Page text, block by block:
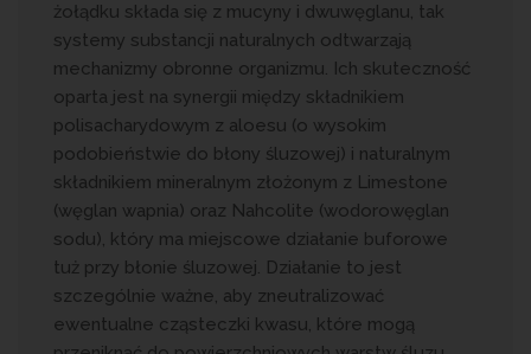
żołądku składa się z mucyny i dwuwęglanu, tak
systemy substancji naturalnych odtwarzają
mechanizmy obronne organizmu. Ich skuteczność
oparta jest na synergii między składnikiem
polisacharydowym z aloesu (o wysokim
podobieństwie do błony śluzowej) i naturalnym
składnikiem mineralnym złożonym z Limestone
(węglan wapnia) oraz Nahcolite (wodorowęglan
sodu), który ma miejscowe działanie buforowe
tuż przy błonie śluzowej. Działanie to jest
szczególnie ważne, aby zneutralizować
ewentualne cząsteczki kwasu, które mogą